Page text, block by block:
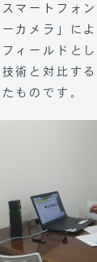
マートフォ
カメラ」に
ィールドと
術と対比す
ものです。